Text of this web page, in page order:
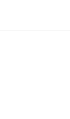
content